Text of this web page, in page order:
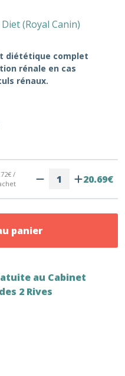
(Royal Canin)
diététique complet
rénale en cas
rénaux.
/
20.69€
panier
au Cabinet
2 Rives